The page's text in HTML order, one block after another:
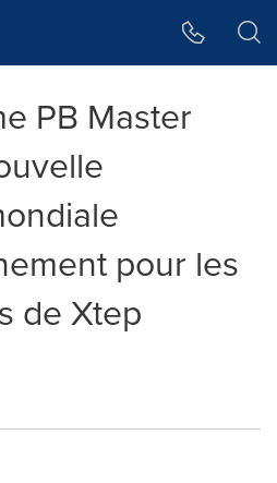
PB Master
pour les
de Xtep